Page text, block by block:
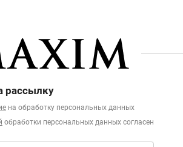
рассылку
на обработку персональных данных
обработки персональных данных согласен